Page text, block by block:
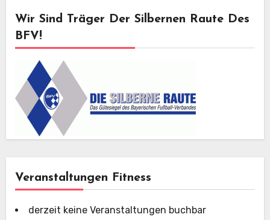
Wir Sind Träger Der Silbernen Raute Des
BFV!
Veranstaltungen Fitness
derzeit keine Veranstaltungen buchbar